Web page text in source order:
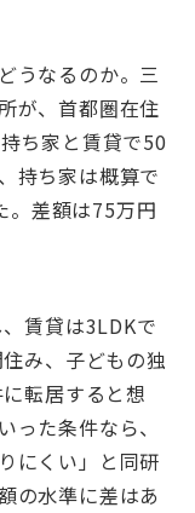
うなるのか。三
が、⾸都圏在住
ち家と賃貸で50
持ち家は概算で
。差額は75万円
賃貸は3LDKで
み、⼦どもの独
転居すると想
った条件なら、
にくい」と同研
の⽔準に差はあ